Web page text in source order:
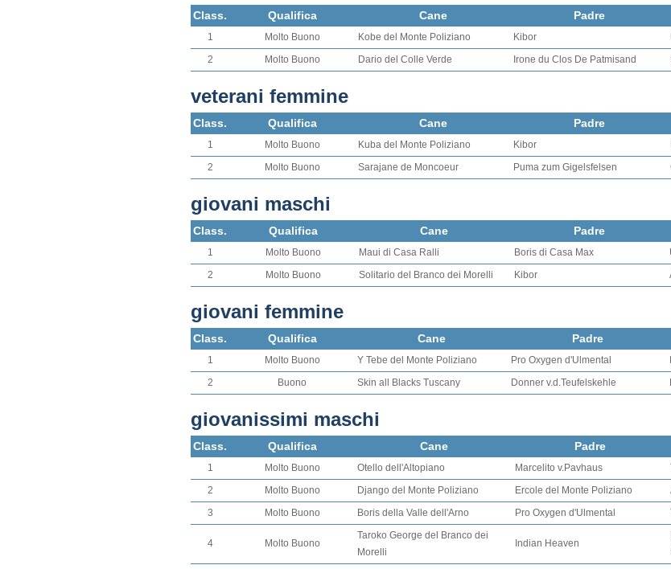
Class. Qualifica Cane Padre
1 Molto Buono Kobe del Monte Poliziano Kibor
2
Molto Buono Dario del Colle Verde Irone du Clos De Patmisand
veterani femmine
Class. Qualifica Cane Padre
1 Molto Buono Kuba del Monte Poliziano Kibor
2
Molto Buono Sarajane de Moncoeur Puma zum Gigelsfelsen
giovani maschi
Class. Qualifica Cane Padre
1 Molto Buono Maui di Casa Ralli Boris di Casa Max
2
Molto Buono Solitario del Branco dei Morelli Kibor
giovani femmine
Class. Qualifica Cane Padre
1 Molto Buono Y Tebe del Monte Poliziano Pro Oxygen d'Ulmental
2
Buono Skin all Blacks Tuscany Donner v.d.Teufelskehle
giovanissimi maschi
Class. Qualifica Cane Padre
1 Molto Buono Otello dell'Altopiano Marcelito v.Pavhaus
2
Molto Buono Django del Monte Poliziano Ercole del Monte Poliziano
3
Molto Buono Boris della Valle dell'Arno Pro Oxygen d'Ulmental
4 Molto Buono
Taroko George del Branco dei
Morelli
Indian Heaven